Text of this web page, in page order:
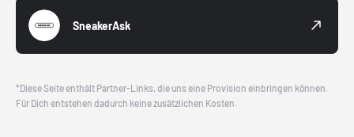
SneakerAsk
*Diese Seite enthält Partner-Links, die uns eine Provision einbringen können.
Für Dich entstehen dadurch keine zusätzlichen Kosten.